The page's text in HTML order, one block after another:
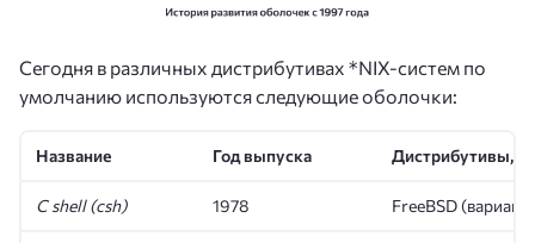
Сегодня в различных дистрибутивах *NIX-систем по
умолчанию используются следующие оболочки:
Название Год выпуска Дистрибутивы, в
С shell (csh) 1978 FreeBSD